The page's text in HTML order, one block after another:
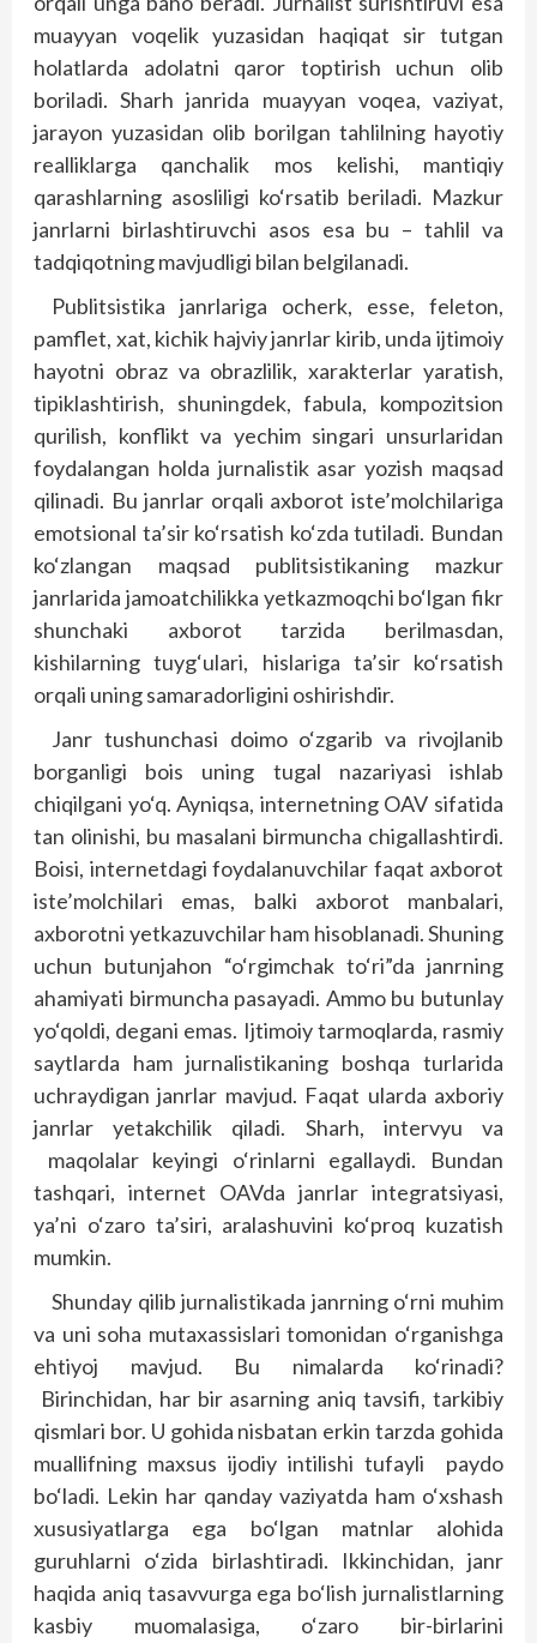
muayyan voqelik yuzasidan haqiqat sir tutgan
holatlarda adolatni qaror toptirish uchun olib
boriladi. Sharh janrida muayyan voqea, vaziyat,
jarayon yuzasidan olib borilgan tahlilning hayotiy
realliklarga qanchalik mos kelishi, mantiqiy
qarashlarning asosliligi ko‘rsatib beriladi. Mazkur
janrlarni birlashtiruvchi asos esa bu – tahlil va
tadqiqotning mavjudligi bilan belgilanadi.
Publitsistika janrlariga ocherk, esse, feleton,
pamflet, xat, kichik hajviy janrlar kirib, unda ijtimoiy
hayotni obraz va obrazlilik, xarakterlar yaratish,
tipiklashtirish, shuningdek, fabula, kompozitsion
qurilish, konflikt va yechim singari unsurlaridan
foydalangan holda jurnalistik asar yozish maqsad
qilinadi. Bu janrlar orqali axborot iste’molchilariga
emotsional ta’sir ko‘rsatish ko‘zda tutiladi. Bundan
ko‘zlangan maqsad publitsistikaning mazkur
janrlarida jamoatchilikka yetkazmoqchi bo‘lgan fikr
shunchaki axborot tarzida berilmasdan,
kishilarning tuyg‘ulari, hislariga ta’sir ko‘rsatish
orqali uning samaradorligini oshirishdir.
Janr tushunchasi doimo o‘zgarib va rivojlanib
borganligi bois uning tugal nazariyasi ishlab
chiqilgani yo‘q. Ayniqsa, internetning OAV sifatida
tan olinishi, bu masalani birmuncha chigallashtirdi.
Boisi, internetdagi foydalanuvchilar faqat axborot
iste’molchilari emas, balki axborot manbalari,
axborotni yetkazuvchilar ham hisoblanadi. Shuning
uchun butunjahon “o‘rgimchak to‘ri”da janrning
ahamiyati birmuncha pasayadi. Ammo bu butunlay
yo‘qoldi, degani emas. Ijtimoiy tarmoqlarda, rasmiy
saytlarda ham jurnalistikaning boshqa turlarida
uchraydigan janrlar mavjud. Faqat ularda axboriy
janrlar yetakchilik qiladi. Sharh, intervyu va
maqolalar keyingi o‘rinlarni egallaydi. Bundan
tashqari, internet OAVda janrlar integratsiyasi,
ya’ni o‘zaro ta’siri, aralashuvini ko‘proq kuzatish
mumkin.
Shunday qilib jurnalistikada janrning o‘rni muhim
va uni soha mutaxassislari tomonidan o‘rganishga
ehtiyoj mavjud. Bu nimalarda ko‘rinadi?
Birinchidan, har bir asarning aniq tavsifi, tarkibiy
qismlari bor. U gohida nisbatan erkin tarzda gohida
muallifning maxsus ijodiy intilishi tufayli paydo
bo‘ladi. Lekin har qanday vaziyatda ham o‘xshash
xususiyatlarga ega bo‘lgan matnlar alohida
guruhlarni o‘zida birlashtiradi. Ikkinchidan, janr
haqida aniq tasavvurga ega bo‘lish jurnalistlarning
kasbiy muomalasiga, o‘zaro bir-birlarini